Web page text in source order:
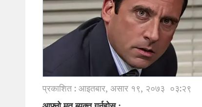
प्रकाशित : आइतबार, असार १९, २०७३ ०३:२९